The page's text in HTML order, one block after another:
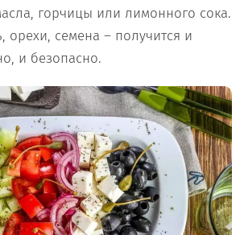
горчицы или лимонного сока.
орехи, семена – получится и
и безопасно.